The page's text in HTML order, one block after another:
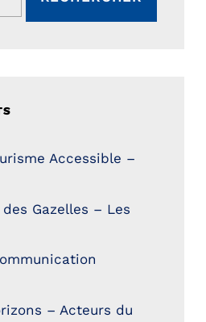
Accessible –
Gazelles – Les
– Acteurs du